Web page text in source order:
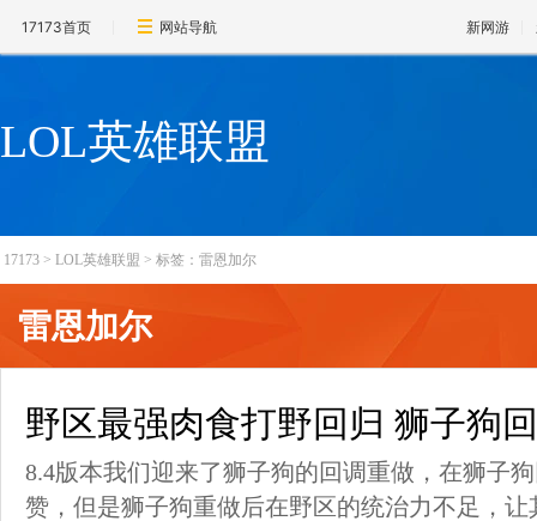
17173首页 网站导航 新网游
LOL英雄联盟
17173 > LOL英雄联盟 > 标签：雷恩加尔
雷恩加尔
野区最强肉食打野回归 狮子狗
8.4版本我们迎来了狮子狗的回调重做，在狮子
赞，但是狮子狗重做后在野区的统治力不足，